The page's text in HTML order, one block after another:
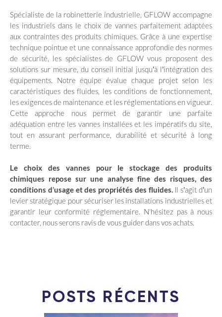
Spécialiste de la robinetterie industrielle, GFLOW accompagne
les industriels dans le choix de vannes parfaitement adaptées
aux contraintes des produits chimiques. Grâce à une expertise
technique pointue et une connaissance approfondie des normes
de sécurité, les spécialistes de GFLOW vous proposent des
solutions sur mesure, du conseil initial jusqu’à l’intégration des
équipements. Notre équipe évalue chaque projet selon les
caractéristiques des fluides, les conditions de fonctionnement,
les exigences de maintenance et les réglementations en vigueur.
Cette approche nous permet de garantir une parfaite
adéquation entre les vannes installées et les impératifs du site,
tout en assurant performance, durabilité et sécurité à long
terme.
Le choix des vannes pour le stockage des produits
chimiques repose sur une analyse fine des risques, des
conditions d’usage et des propriétés des fluides.Il s’agit d’un
levier stratégique pour sécuriser les installations industrielles et
garantir leur conformité réglementaire. N'hésitez pas à nous
contacter, nous serons ravis de vous guider dans vos achats.
POSTS RÉCENTS